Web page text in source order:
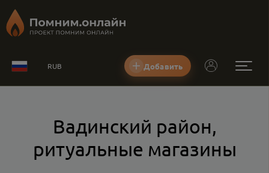
RUB Добавить
Вадинский район,
ритуальные магазины